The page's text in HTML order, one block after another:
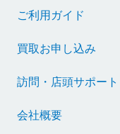
ご利用ガイド
買取お申し込み
訪問・店頭サポート
会社概要